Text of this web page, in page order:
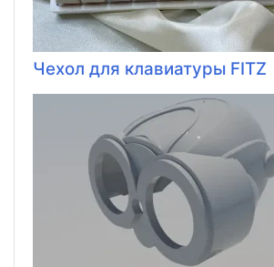
Чехол для клавиатуры FITZ